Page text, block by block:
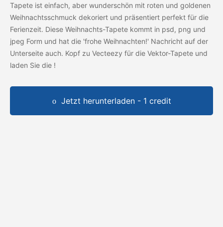
Tapete ist einfach, aber wunderschön mit roten und goldenen
Weihnachtsschmuck dekoriert und präsentiert perfekt für die
Ferienzeit. Diese Weihnachts-Tapete kommt in psd, png und
jpeg Form und hat die 'frohe Weihnachten!' Nachricht auf der
Unterseite auch. Kopf zu Vecteezy für die Vektor-Tapete und
laden Sie die !
Jetzt herunterladen - 1 credit